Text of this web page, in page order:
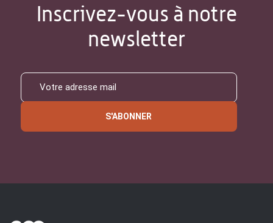
Inscrivez-vous à notre
newsletter
S'ABONNER